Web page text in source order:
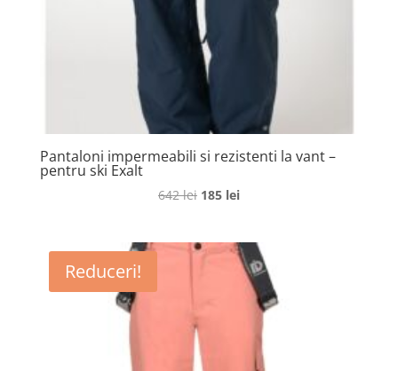
Pantaloni impermeabili si rezistenti la vant –
pentru ski Exalt
642lei Prețul
fost:
185 leiPrețul
185 lei.
Reduceri!